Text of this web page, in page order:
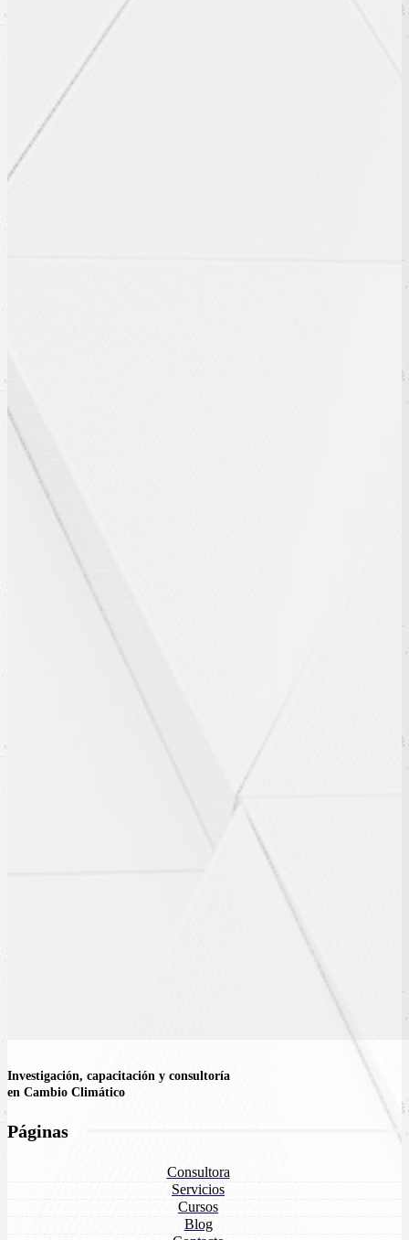
Investigación, capacitación y consultoría
en Cambio Climático
Páginas
Consultora
Servicios
Cursos
Blog